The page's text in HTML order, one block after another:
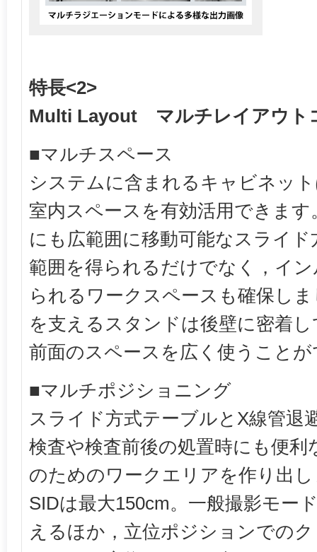
特長<2>
Multi Layout マルチレイアウト
■マルチスペース
システムに含まれるキャビネッ
室内スペースを有効活用できま
にも広範囲に移動可能なスライ
範囲を得られるだけでなく，イ
られるワークスペースも確保し
を支えるスタンドは後壁に密着
前面のスペースを広く使うこと
■マルチポジショニング
スライド方式テーブルとX線管退
検査や検査前後の処置時にも便
のためのワークエリアを作り出
SIDは最大150cm。一般撮影モー
えるほか，立位ポジションでの